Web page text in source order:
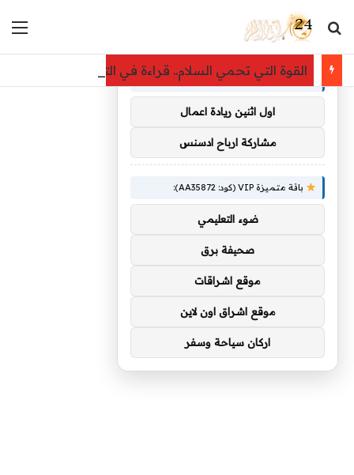
بحث عن
القوة التي تحمي السلام.. قراءة في التحول الاستراتيجي
توصيات :
باقة متميزة VIP (كود: AA38045):
اول اثنين ريادة اعمال
مشاركة ارباح ادسنس
باقة متميزة VIP (كود: AA35872):
ضوء التعليمي
صحيفة برق
موقع اشراقات
موقع اشراق اون لاين
اركان سياحة وسفر